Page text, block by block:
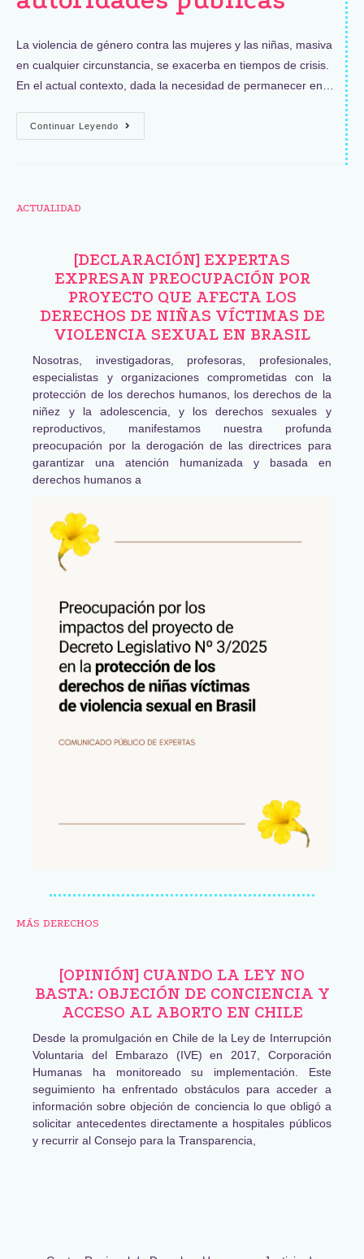
La violencia de género contra las mujeres y las niñas, masiva
en cualquier circunstancia, se exacerba en tiempos de crisis.
En el actual contexto, dada la necesidad de permanecer en…
Continuar Leyendo
ACTUALIDAD
[DECLARACIÓN] EXPERTAS
EXPRESAN PREOCUPACIÓN POR
PROYECTO QUE AFECTA LOS
DERECHOS DE NIÑAS VÍCTIMAS DE
VIOLENCIA SEXUAL EN BRASIL
Nosotras, investigadoras, profesoras, profesionales,
especialistas y organizaciones comprometidas con la
protección de los derechos humanos, los derechos de la
niñez y la adolescencia, y los derechos sexuales y
reproductivos, manifestamos nuestra profunda
preocupación por la derogación de las directrices para
garantizar una atención humanizada y basada en
derechos humanos a
MÁS DERECHOS
[OPINIÓN] CUANDO LA LEY NO
BASTA: OBJECIÓN DE CONCIENCIA Y
ACCESO AL ABORTO EN CHILE
Desde la promulgación en Chile de la Ley de Interrupción
Voluntaria del Embarazo (IVE) en 2017, Corporación
Humanas ha monitoreado su implementación. Este
seguimiento ha enfrentado obstáculos para acceder a
información sobre objeción de conciencia lo que obligó a
solicitar antecedentes directamente a hospitales públicos
y recurrir al Consejo para la Transparencia,